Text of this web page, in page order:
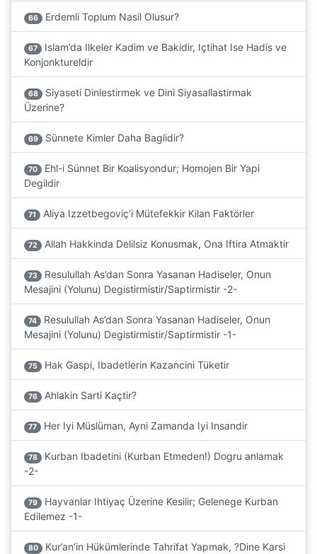
66 Erdemli Toplum Nasil Olusur?
67
Islam’da Ilkeler Kadim ve Bakidir, Içtihat Ise Hadis ve
Konjonktureldir
68
Siyaseti Dinlestirmek ve Dini Siyasallastirmak
Üzerine?
69 Sünnete Kimler Daha Baglidir?
70
Ehl-i Sünnet Bir Koalisyondur; Homojen Bir Yapi
Degildir
71 Aliya Izzetbegoviç’i Mütefekkir Kilan Faktörler
72 Allah Hakkinda Delilsiz Konusmak, Ona Iftira Atmaktir
73
Resulullah As’dan Sonra Yasanan Hadiseler, Onun
Mesajini (Yolunu) Degistirmistir/Saptirmistir -2-
74
Resulullah As’dan Sonra Yasanan Hadiseler, Onun
Mesajini (Yolunu) Degistirmistir/Saptirmistir -1-
75 Hak Gaspi, Ibadetlerin Kazancini Tüketir
76 Ahlakin Sarti Kaçtir?
77 Her Iyi Müslüman, Ayni Zamanda Iyi Insandir
78
Kurban Ibadetini (Kurban Etmeden!) Dogru anlamak
-2-
79
Hayvanlar Ihtiyaç Üzerine Kesilir; Gelenege Kurban
Edilemez -1-
80
Kur’an’in Hükümlerinde Tahrifat Yapmak, ?Dine Karsi